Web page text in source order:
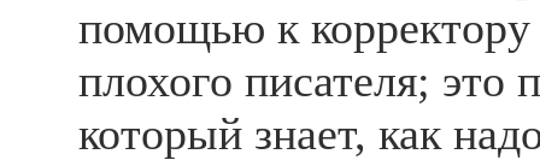
помощью к корректору
плохого писателя; это
который знает, как